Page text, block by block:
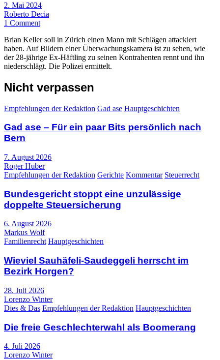
2. Mai 2024
Roberto Decia
1 Comment
Brian Keller soll in Zürich einen Mann mit Schlägen attackiert
haben. Auf Bildern einer Überwachungskamera ist zu sehen, wie
der 28-jährige Ex-Häftling zu seinen Kontrahenten rennt und ihn
niederschlägt. Die Polizei ermittelt.
Nicht verpassen
Empfehlungen der Redaktion Gad ase Hauptgeschichten
Gad ase – Für ein paar Bits persönlich nach
Bern
7. August 2026
Roger Huber
Empfehlungen der Redaktion Gerichte Kommentar Steuerrecht
Bundesgericht stoppt eine unzulässige
doppelte Steuersicherung
6. August 2026
Markus Wolf
Familienrecht Hauptgeschichten
Wieviel Sauhäfeli-Saudeggeli herrscht im
Bezirk Horgen?
28. Juli 2026
Lorenzo Winter
Dies & Das Empfehlungen der Redaktion Hauptgeschichten
Die freie Geschlechterwahl als Boomerang
4. Juli 2026
Lorenzo Winter